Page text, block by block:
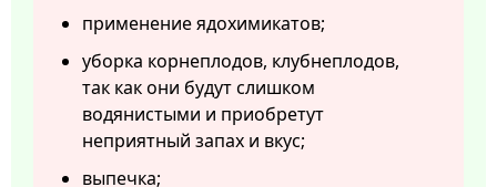
применение ядохимикатов;
уборка корнеплодов, клубнеплодов,
так как они будут слишком
водянистыми и приобретут
неприятный запах и вкус;
выпечка;